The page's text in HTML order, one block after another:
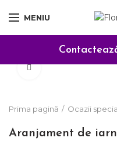
MENIU
Prima pagină Ocazii
Aranjament de